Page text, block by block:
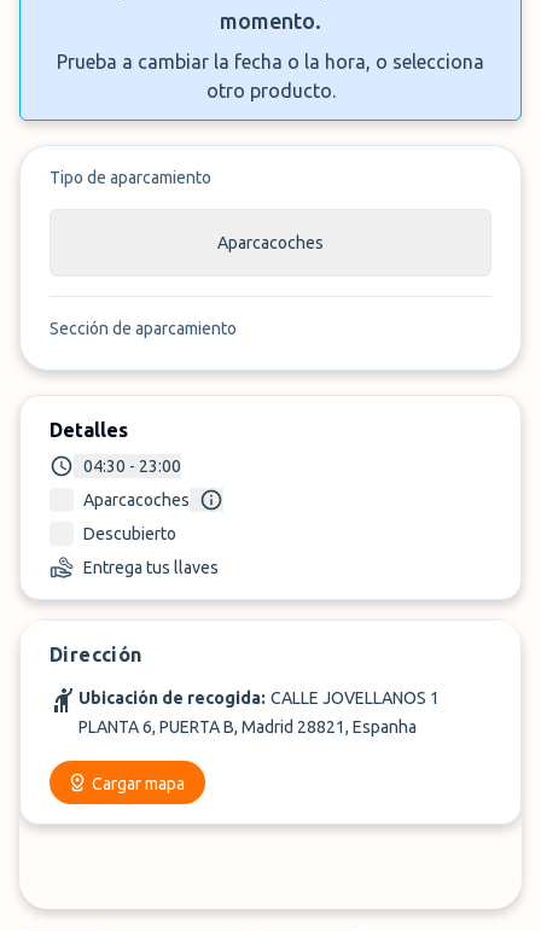
momento.
Prueba a cambiar la fecha o la hora, o selecciona
otro producto.
Tipo de aparcamiento
Aparcacoches
Sección de aparcamiento
Detalles
04:30 - 23:00
Aparcacoches
Descubierto
Entrega tus llaves
Dirección
Ubicación de recogida: CALLE JOVELLANOS 1
PLANTA 6, PUERTA B, Madrid 28821, Espanha
Cargar mapa